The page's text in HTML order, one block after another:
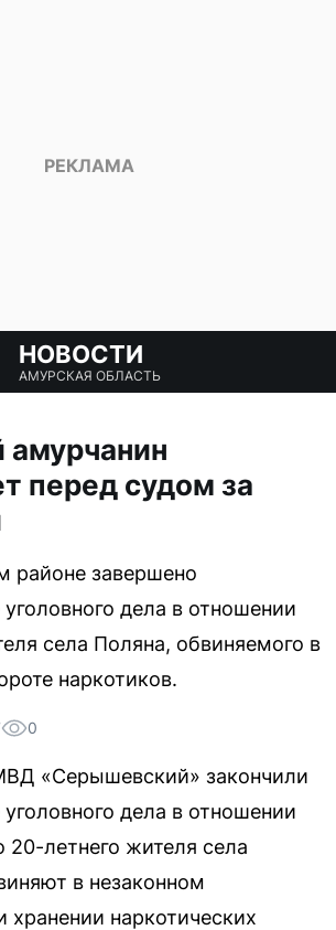
НОВОСТИ
АМУРСКАЯ ОБЛАСТЬ
амурчанин
перед судом за
районе завершено
дела в отношении
села Поляна, обвиняемого в
наркотиков.
0
«Серышевский» закончили
дела в отношении
20-летнего жителя села
в незаконном
хранении наркотических